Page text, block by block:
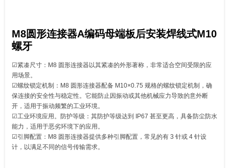
M8圆形连接器A编码母端板后安装焊线式M10
螺牙
☑紧凑尺寸：M8 圆形连接器以其紧凑的外形著称，非常适合空间受限的应
用场景。
☑螺纹锁定机制：M8 圆形连接器配备 M10×0.75 规格的螺纹锁定机制，确
保连接的安全性与稳定性。它能防止因振动或其他机械应力导致的意外断
开，适用于振动频繁的工业环境。
☑工业环境应用。防护等级：其防护等级达到 IP67 甚至更高，具备防尘防水
能力，适用于恶劣环境下的应用。
☑引脚配置：M8 圆形连接器提供多种引脚配置，常见的有 3 针或 4 针设
计，以满足不同的信号传输需求。